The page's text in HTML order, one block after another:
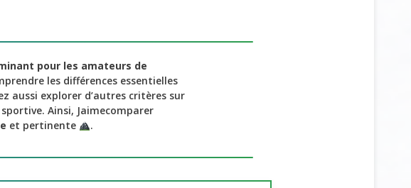
pour les amateurs de
les différences essentielles
aussi explorer d’autres critères sur
Ainsi, Jaimecomparer
et pertinente .